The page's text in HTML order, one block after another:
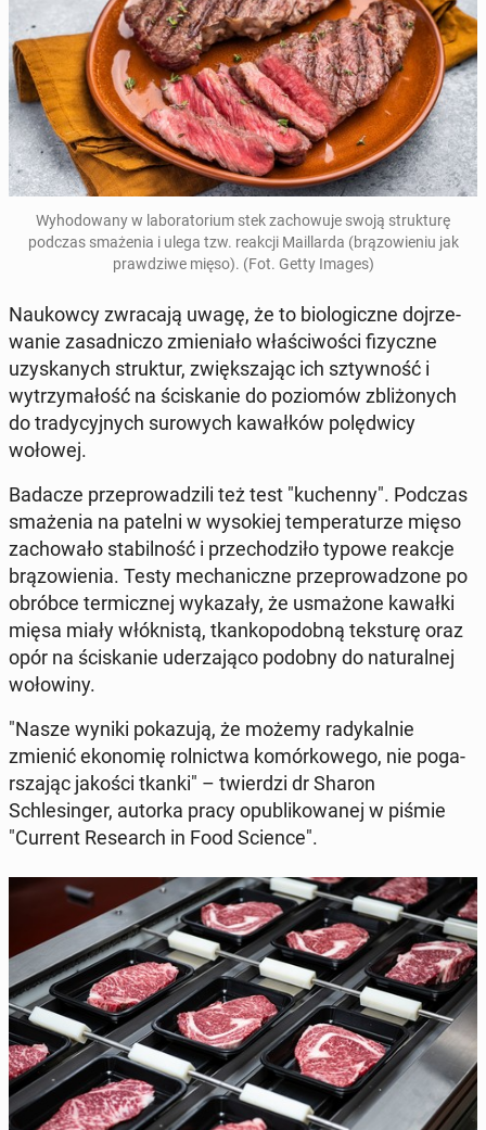
Wyhodowany w lab­o­ra­to­ri­um stek za­chowu­je swoją struk­turę
podczas smaże­nia i ulega tzw. reakcji Mail­lar­da (brą­zowie­niu jak
prawdzi­we mięso). (Fot. Getty Images)
Naukow­cy zwraca­ją uwagę, że to bi­o­log­iczne do­jrze­
wanie za­sad­nic­zo zmieni­ało właś­ci­woś­ci fizy­czne
uzyskanych struk­tur, zwięk­sza­jąc ich sz­ty­wność i
wytrzy­małość na ściskanie do poziomów zbliżonych
do trady­cyjnych surowych kawałków polęd­wicy
wołowej.
Badacze przeprowadzili też test "kuchen­ny". Podczas
smaże­nia na patelni w wysok­iej tem­per­aturze mięso
za­chowało sta­bil­ność i prze­chodz­iło typowe reakcje
brą­zowienia. Testy me­chan­iczne przeprowad­zone po
obróbce ter­micznej wykaza­ły, że us­mażone kawałki
mięsa miały włóknistą, tkankopodob­ną tek­sturę oraz
opór na ściskanie ud­erza­ją­co podobny do nat­u­ral­nej
wołowiny.
"Nasze wyniki pokazu­ją, że możemy radykalnie
zmienić ekonomię rol­nict­wa komórkowego, nie pog­a­
rsza­jąc jakości tkanki" – twierdzi dr Sharon
Schlesinger, autorka pracy op­ub­likowanej w piśmie
"Current Re­search in Food Science".